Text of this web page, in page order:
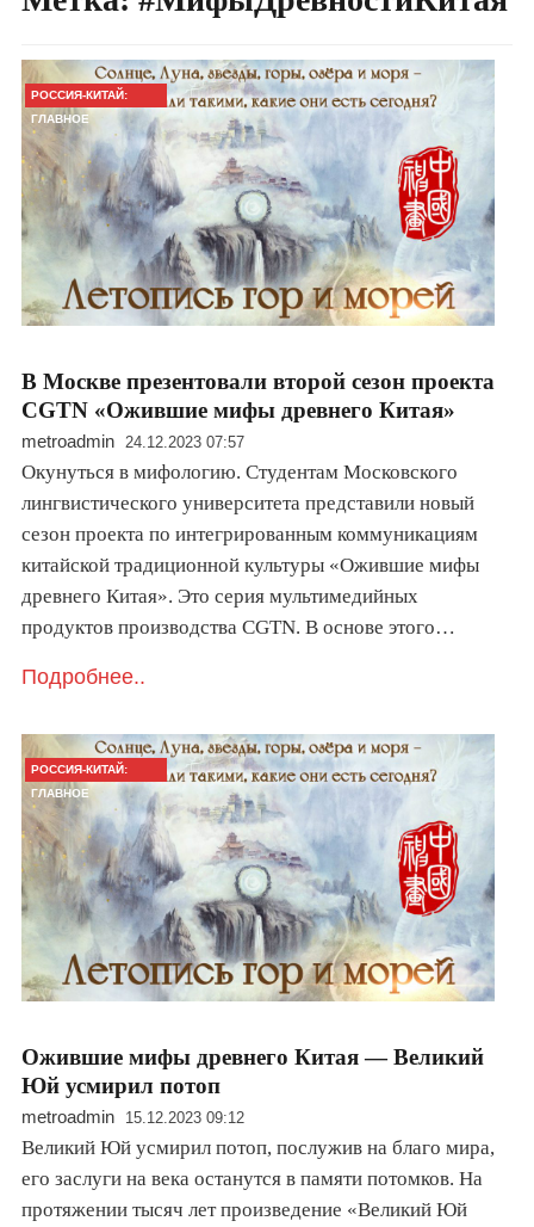
РОССИЯ-КИТАЙ:
ГЛАВНОЕ
В Москве презентовали второй сезон проекта
CGTN «Ожившие мифы древнего Китая»
metroadmin 24.12.2023 07:57
Окунуться в мифологию. Студентам Московского
лингвистического университета представили новый
сезон проекта по интегрированным коммуникациям
китайской традиционной культуры «Ожившие мифы
древнего Китая». Это серия мультимедийных
продуктов производства CGTN. В основе этого…
Подробнее..
РОССИЯ-КИТАЙ:
ГЛАВНОЕ
Ожившие мифы древнего Китая — Великий
Юй усмирил потоп
metroadmin 15.12.2023 09:12
Великий Юй усмирил потоп, послужив на благо мира,
его заслуги на века останутся в памяти потомков. На
протяжении тысяч лет произведение «Великий Юй